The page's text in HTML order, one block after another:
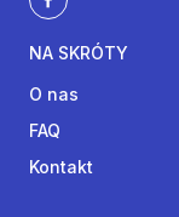
NA SKRÓTY
O nas
FAQ
Kontakt